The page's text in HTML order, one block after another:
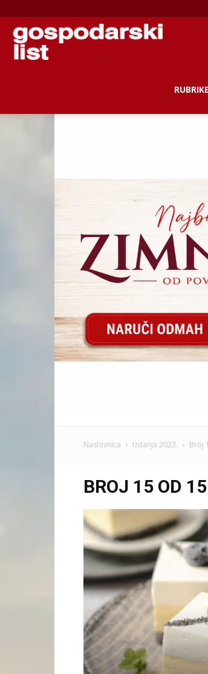
Gospodarski
RUBRIKE
Naslovnica Izdanja 2023. Broj
BROJ 15 OD